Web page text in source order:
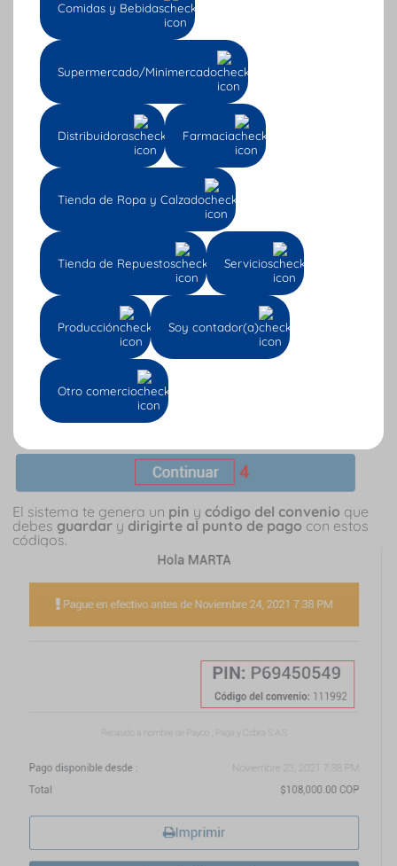
Cédula de ciudadanía.
Correo electrónico.
Finalizas dando
en el botón continuar.
El sistema te genera un pin y código del convenio que
debes guardar y dirigirte al punto de pago con estos
códigos.
Comidas y Bebidas
Supermercado/Minimercado
Distribuidoras Farmacia
Tienda de Ropa y Calzado
Tienda de Repuestos Servicios
Producción Soy contador(a)
Otro comercio